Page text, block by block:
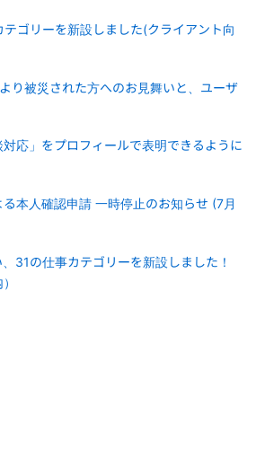
ゴリーを新設しました(クライアント向
り被災された方へのお見舞いと、ユーザ
対応」をプロフィールで表明できるように
本人確認申請 一時停止のお知らせ (7月
31の仕事カテゴリーを新設しました！